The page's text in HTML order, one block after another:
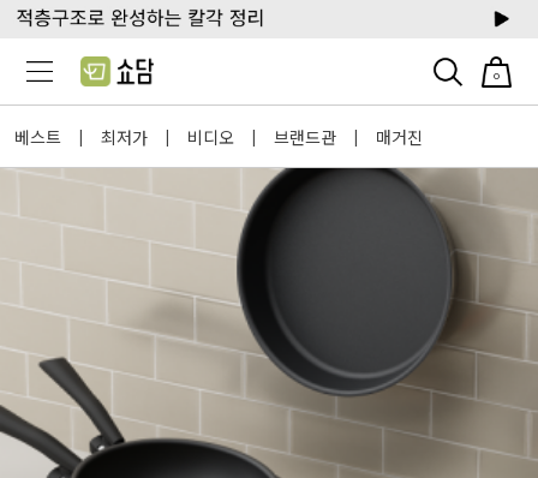
0
베스트 | 최저가 | 비디오 | 브랜드관 | 매거진